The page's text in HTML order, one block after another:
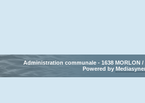
Administration communale - 1638 MORLON /
Powered by